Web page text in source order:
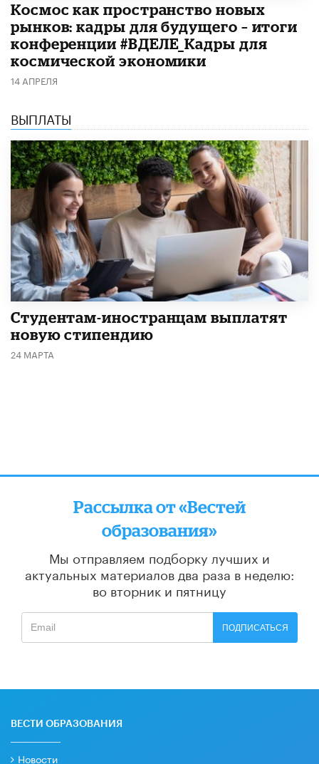
Космос как пространство новых
рынков: кадры для будущего – итоги
конференции #ВДЕЛЕ_Кадры для
космической экономики
14 АПРЕЛЯ
ВЫПЛАТЫ
Студентам-иностранцам выплатят
новую стипендию
24 МАРТА
Рассылка от «Вестей
образования»
Мы отправляем подборку лучших и
актуальных материалов два раза в неделю:
во вторник и пятницу
ПОДПИСАТЬСЯ
ВЕСТИ ОБРАЗОВАНИЯ
Новости